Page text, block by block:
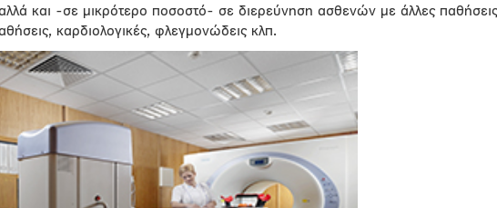
και -σε μικρότερο ποσοστό- σε διερεύνηση ασθενών με άλλες παθήσεις
καρδιολογικές, φλεγμονώδεις κλπ.